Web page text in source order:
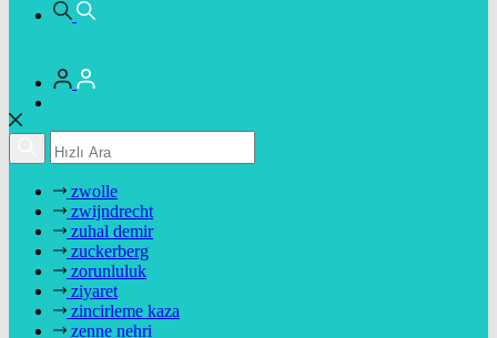
zwolle
zwijndrecht
zuhal demir
zuckerberg
zorunluluk
ziyaret
zincirleme kaza
zenne nehri